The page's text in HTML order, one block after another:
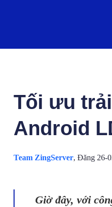
Tối ưu
Android
Team ZingServer, Đăng 26-
Giờ đây, với